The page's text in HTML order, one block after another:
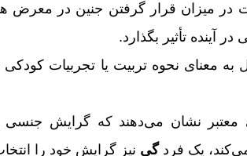
در میزان قرار گرفتن جنین در معرض
آینده تأثیر بگذارد.
به معنای نحوه تربیت یا تجربیات
معتبر نشان می‌دهند که گرایش
یک فردگی نیز گرایش خود را